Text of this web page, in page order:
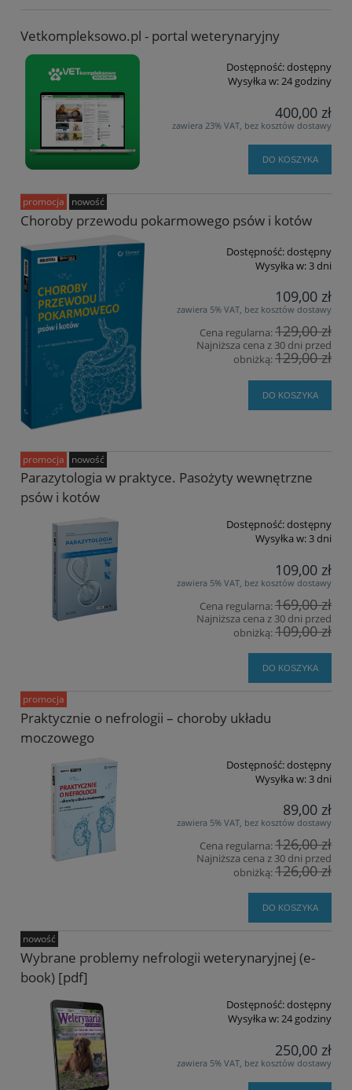
Vetkompleksowo.pl - portal weterynaryjny
Dostępność:dostępny
Wysyłka w:24 godziny
400,00 zł
zawiera 23% VAT, bez kosztów dostawy
DO KOSZYKA
Choroby przewodu pokarmowego psów i kotów
Dostępność:dostępny
Wysyłka w:3 dni
109,00 zł
zawiera 5% VAT, bez kosztów dostawy
Cena regularna:129,00 zł
Najniższa cena z 30 dni przed
obniżką:129,00 zł
DO KOSZYKA
promocja nowość
Parazytologia w praktyce. Pasożyty wewnętrzne
psów i kotów
Dostępność:dostępny
Wysyłka w:3 dni
109,00 zł
zawiera 5% VAT, bez kosztów dostawy
Cena regularna:169,00 zł
Najniższa cena z 30 dni przed
obniżką:109,00 zł
DO KOSZYKA
promocja nowość
Praktycznie o nefrologii – choroby układu
moczowego
Dostępność:dostępny
Wysyłka w:3 dni
89,00 zł
zawiera 5% VAT, bez kosztów dostawy
Cena regularna:126,00 zł
Najniższa cena z 30 dni przed
obniżką:126,00 zł
DO KOSZYKA
promocja
Wybrane problemy nefrologii weterynaryjnej (e-
book) [pdf]
Dostępność:dostępny
Wysyłka w:24 godziny
250,00 zł
zawiera 5% VAT, bez kosztów dostawy
nowość